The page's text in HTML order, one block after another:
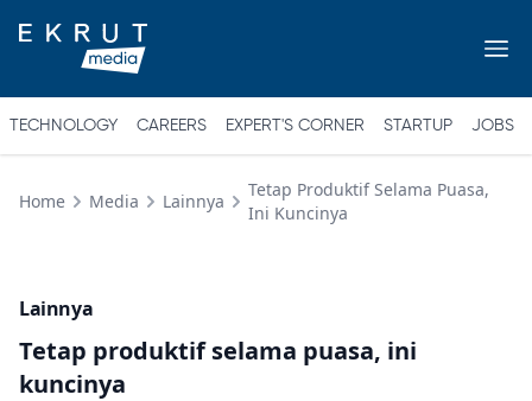
TECHNOLOGY CAREERS EXPERT'S CORNER STARTUP JOBS
Home Media Lainnya
Tetap Produktif Selama Puasa,
Ini Kuncinya
Lainnya
Tetap produktif selama puasa, ini
kuncinya